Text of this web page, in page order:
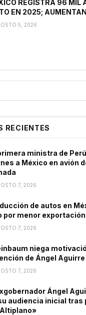
REGISTRA 96 MIL
EN 2025;
5, 2026
RECIENTES
ministra de
a México en avión
7, 2026
de autos en
por menor exportación
7, 2026
niega
de Ángel Aguirre
7, 2026
Ángel
audiencia inicial tras